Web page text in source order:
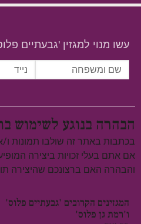
עשו מנוי למגזין 'גבעתיים
הבהרה בנוגע לשימוש
בכתבות באתר זה שולבו תמונות ו/או סרטונים בהתאם
אם אתם בעלי זכויות ביצירה
והבהרה האם ברצונכם שהיצירה
המגזינים הקרובים 'גבעתיים פלוס'
ו'רמת גן פלוס'